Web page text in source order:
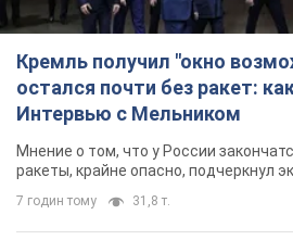
Кремль получил "окно
остался почти без ракет:
Интервью с Мельником
Мнение о том, что у России
ракеты, крайне опасно, подчеркнул
7 годин тому 31,8 т.